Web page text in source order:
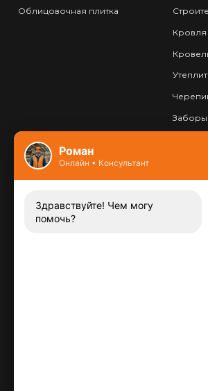
Облицовочная плитка
Кровля
Заборы
Контакты
Заказать звонок
Роман
Онлайн • Консультант
Здравствуйте! Чем могу
помочь?